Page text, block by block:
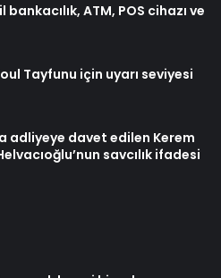
ATM, POS cihazı ve
Tayfunu için uyarı seviyesi
adliyeye davet edilen Kerem
savcılık ifadesi